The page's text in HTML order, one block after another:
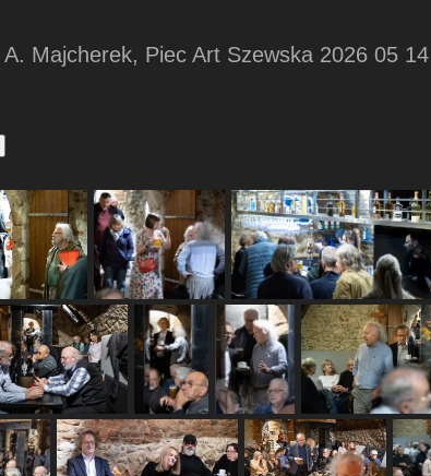
Majcherek, Piec Art Szewska 2026 05 14